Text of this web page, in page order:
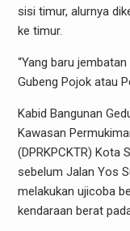
sisi timur, alurnya
ke timur.
“Yang baru
Gubeng Pojok atau
Kabid Bangunan
Kawasan
(DPRKPCKTR) Kota
sebelum Jalan Yos
melakukan ujicoba
kendaraan berat